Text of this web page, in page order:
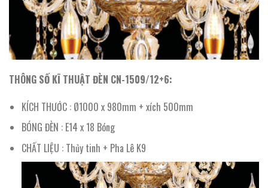
THÔNG SỐ KĨ THUẬT ĐÈN CN-1509/12+6:
KÍCH THƯỚC : Ø1000 x 980mm + xích 500mm
BÓNG ĐÈN : E14 x 18 Bóng
CHẤT LIỆU : Thủy tinh + Pha Lê K9